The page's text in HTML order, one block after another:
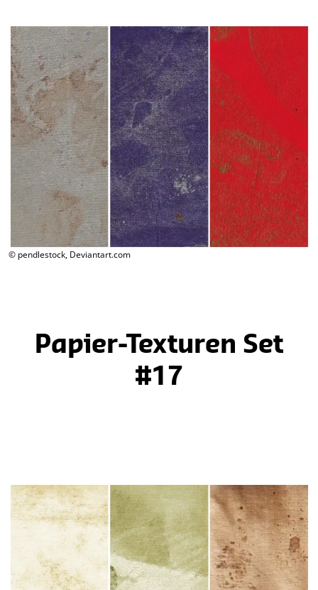
© pendlestock, Deviantart.com
Papier-Texturen Set
#17